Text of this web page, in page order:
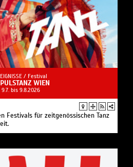
/ Festival
WIEN
9.7. bis 9.8.2026
Festivals für zeitgenössischen Tanz